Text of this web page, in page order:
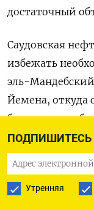
Утренняя
достаточный
Саудовская
избежать
эль-
Йемена, откуда
благодаря
нефтяные
полуострова с
Суэцкому